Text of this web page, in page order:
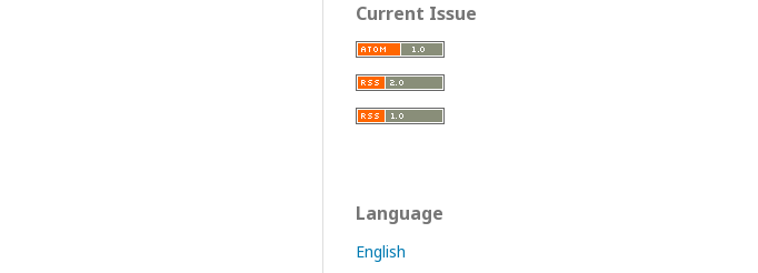
Current Issue
Language
English